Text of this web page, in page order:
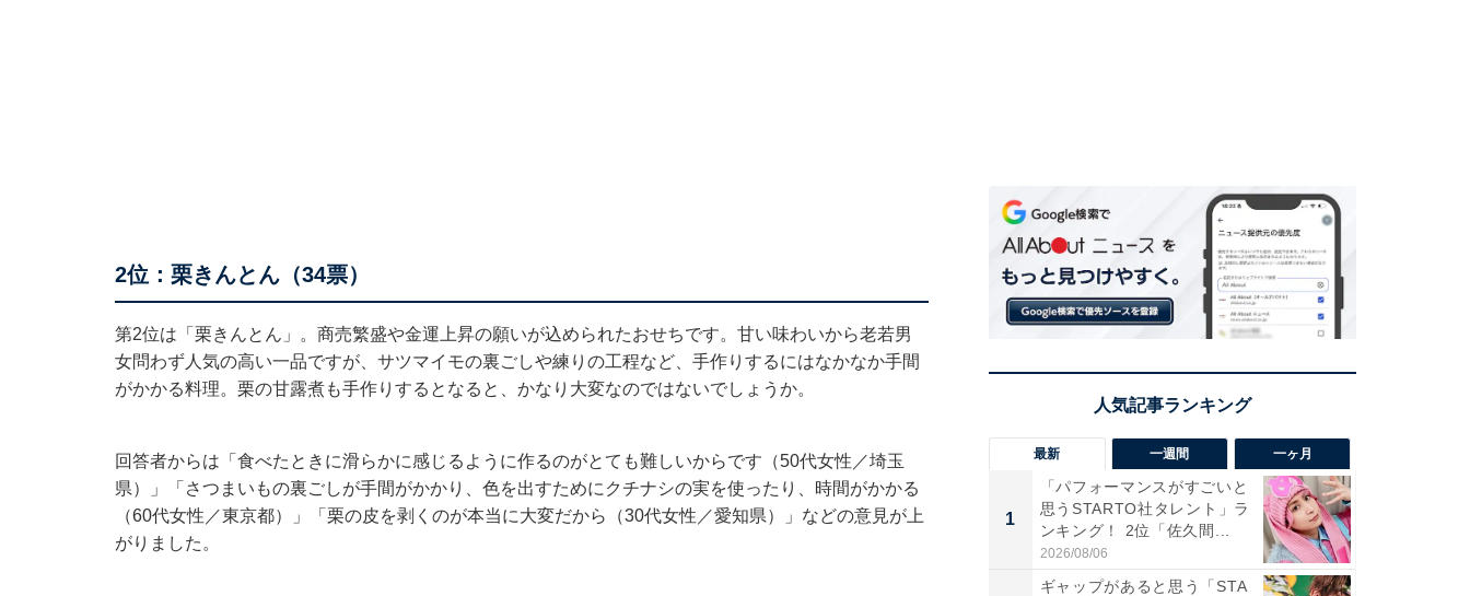
2位：栗きんとん（34票）
第2位は「栗きんとん」。商売繁盛や金運上昇の願いが込められたおせちです。甘い味わいから老若男
女問わず人気の高い一品ですが、サツマイモの裏ごしや練りの工程など、手作りするにはなかなか手間
がかかる料理。栗の甘露煮も手作りするとなると、かなり大変なのではないでしょうか。
回答者からは「食べたときに滑らかに感じるように作るのがとても難しいからです（50代女性／埼玉
県）」「さつまいもの裏ごしが手間がかかり、色を出すためにクチナシの実を使ったり、時間がかかる
（60代女性／東京都）」「栗の皮を剥くのが本当に大変だから（30代女性／愛知県）」などの意見が上
がりました。
最新 一週間 一ヶ月
1
「パフォーマンスがすごいと
思うSTARTO社タレント」ラ
ンキング！ 2位「佐久間...
2026/08/06
ギャップがあると思う「STA